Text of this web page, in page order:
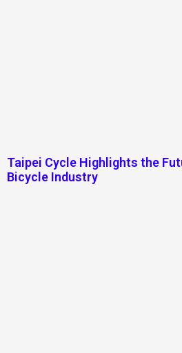
Taipei Cycle Highlights the
Bicycle Industry